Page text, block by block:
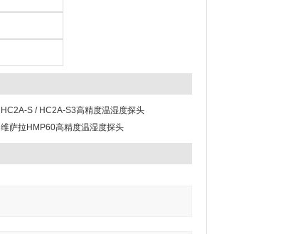
HC2A-S / HC2A-S3高精度温湿度探头
维萨拉HMP60高精度温湿度探头